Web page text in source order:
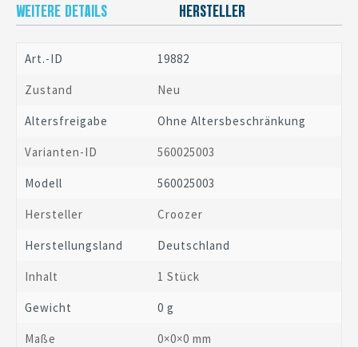
WEITERE DETAILS HERSTELLER
Art.-ID 19882
Zustand Neu
Altersfreigabe Ohne Altersbeschränkung
Varianten-ID 560025003
Modell 560025003
Hersteller Croozer
Herstellungsland Deutschland
Inhalt 1 Stück
Gewicht 0 g
Maße 0×0×0 mm